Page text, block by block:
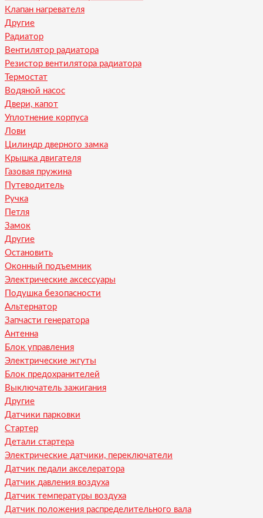
Клапан нагревателя
Другие
Радиатор
Вентилятор радиатора
Резистор вентилятора радиатора
Термостат
Водяной насос
Двери, капот
Уплотнение корпуса
Лови
Цилиндр дверного замка
Крышка двигателя
Газовая пружина
Путеводитель
Ручка
Петля
Замок
Другие
Остановить
Оконный подъемник
Электрические аксессуары
Подушка безопасности
Альтернатор
Запчасти генератора
Антенна
Блок управления
Электрические жгуты
Блок предохранителей
Выключатель зажигания
Другие
Датчики парковки
Стартер
Детали стартера
Электрические датчики, переключатели
Датчик педали акселератора
Датчик давления воздуха
Датчик температуры воздуха
Датчик положения распределительного вала